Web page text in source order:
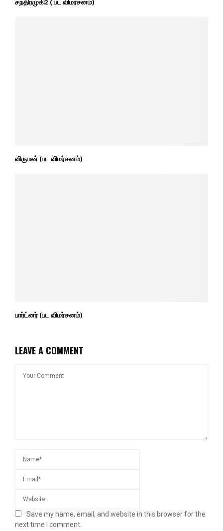
சந்திரமுகி2 ( பட விமர்சனம்)
விருமன் (பட விமர்சனம்)
பார்ட்னர் (பட விமர்சனம்)
LEAVE A COMMENT
Save my name, email, and website in this browser for the
next time I comment.